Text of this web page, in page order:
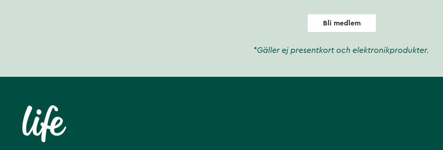
Bli medlem
*Gäller ej presentkort och elektronikprodukter.